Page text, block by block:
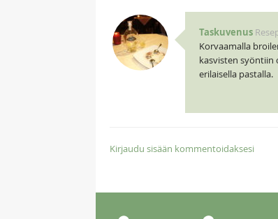
Taskuvenus
Korvaamalla
kasvisten syöntiin
erilaisella pastalla.
Kirjaudu sisään kommentoidaksesi